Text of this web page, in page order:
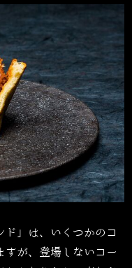
ド」は、いくつかのコ
すが、登場しないコー